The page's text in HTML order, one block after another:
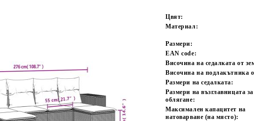
Цвят:
Материал:
Размери:
EAN code:
Височина на седалката от
Височина на подлакътника
Размери на седалката:
Размери на възглавницата за
облягане:
Максимален капацитет на
натоварване (на място):